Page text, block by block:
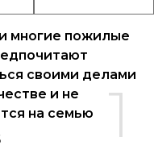
1
многие пожилые
своими делами
и не
на семью